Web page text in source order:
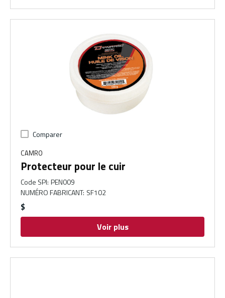
Comparer
CAMRO
Protecteur pour le cuir
Code SPI: PEN009
NUMÉRO FABRICANT: SF102
$
Voir plus